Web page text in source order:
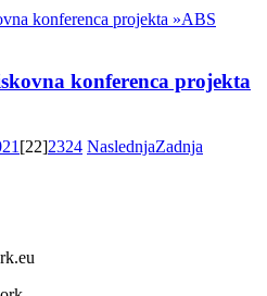
konferenca projekta
21 [22]2324 NaslednjaZadnja